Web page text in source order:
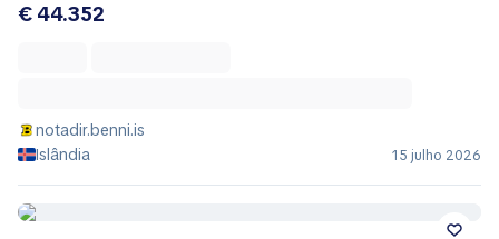
€ 44.352
notadir.benni.is
Islândia
15 julho 2026